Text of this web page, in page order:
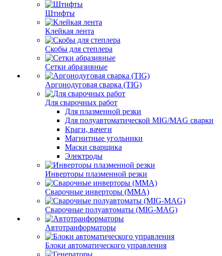
Штифты
Клейкая лента
Скобы для степлера
Сетки абразивные
Аргонодуговая сварка (TIG)
Для сварочных работ
Для плазменной резки
Для полуавтоматической MIG/MAG сварки
Краги, вачеги
Магнитные угольники
Маски сварщика
Электроды
Инверторы плазменной резки
Сварочные инверторы (MMA)
Сварочные полуавтоматы (MIG-MAG)
Автотранформаторы
Блоки автоматического управления